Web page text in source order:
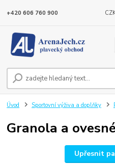
+420 606 760 900
Úvod Sportovní výživa a doplňky
Granola a
Upřesnit